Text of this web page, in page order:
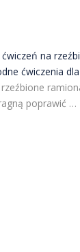
na
ćwiczenia
rzeźbione
poprawić …